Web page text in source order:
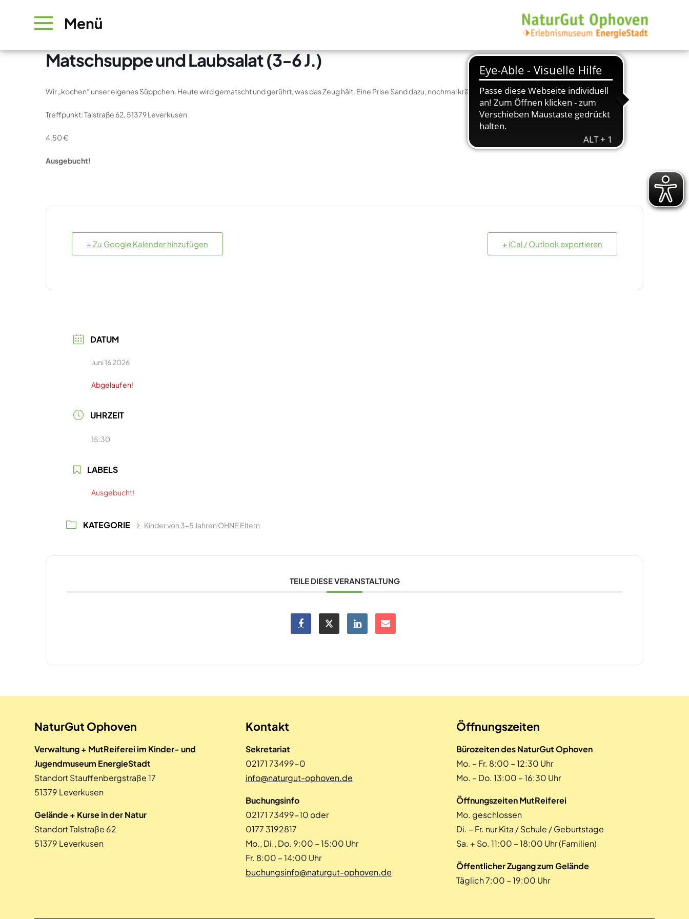
Matschsuppe und Laubsalat (3-6 J.)
Wir „kochen“ unser eigenes Süppchen. Heute wird gematscht und gerührt, was das Zeug hält. Eine Prise Sand dazu, nochmal kräftig umrühren… herrlich! Für Kinder ab 3 Jahren.
Treffpunkt: Talstraße 62, 51379 Leverkusen
4,50 €
Ausgebucht!
+ Zu Google Kalender hinzufügen + iCal / Outlook exportieren
DATUM
Juni 16 2026
Abgelaufen!
UHRZEIT
15:30
LABELS
Ausgebucht!
KATEGORIE Kinder von 3-5 Jahren OHNE Eltern
TEILE DIESE VERANSTALTUNG
NaturGut Ophoven
Verwaltung + MutReiferei im Kinder- und
Jugendmuseum EnergieStadt
Standort Stauffenbergstraße 17
51379 Leverkusen
Gelände + Kurse in der Natur
Standort Talstraße 62
51379 Leverkusen
Kontakt
Sekretariat
02171 73499-0
info@naturgut-ophoven.de
Buchungsinfo
02171 73499-10 oder
0177 3192817
Mo., Di., Do. 9:00 – 15:00 Uhr
Fr. 8:00 – 14:00 Uhr
buchungsinfo@naturgut-ophoven.de
Öffnungszeiten
Bürozeiten des NaturGut Ophoven
Mo. – Fr. 8:00 – 12:30 Uhr
Mo. – Do. 13:00 – 16:30 Uhr
Öffnungszeiten MutReiferei
Mo. geschlossen
Di. – Fr. nur Kita / Schule / Geburtstage
Sa. + So. 11:00 – 18:00 Uhr (Familien)
Öffentlicher Zugang zum Gelände
Täglich 7:00 – 19:00 Uhr